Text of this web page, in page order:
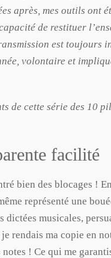
après, mes outils ont
de restituer
est toujours
volontaire et
de cette série des 10
facilité
bien des blocages !
représenté une
dictées musicales,
rendais ma copie en
! Ce qui me